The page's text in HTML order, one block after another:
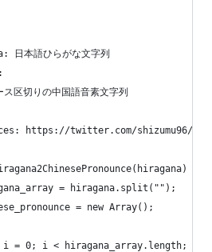
本語ひらがな文字列
切りの中国語音素文字列
https://twitter.com/shizumu96/
{
= hiragana.split("");
= new Array();
i = 0; i < hiragana_array.length;